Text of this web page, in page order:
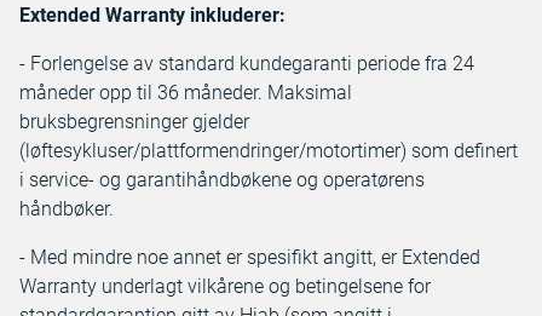
Extended Warranty inkluderer:
- Forlengelse av standard kundegaranti periode fra 24
måneder opp til 36 måneder. Maksimal
bruksbegrensninger gjelder
(løftesykluser/plattformendringer/motortimer) som definert
i service- og garantihåndbøkene og operatørens
håndbøker.
- Med mindre noe annet er spesifikt angitt, er Extended
Warranty underlagt vilkårene og betingelsene for